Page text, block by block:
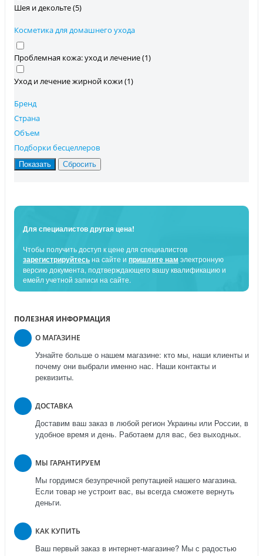
Шея и декольте (5)
Косметика для домашнего ухода
Проблемная кожа: уход и лечение (1)
Уход и лечение жирной кожи (1)
Бренд
Страна
Объем
Подборки бесцеллеров
Для специалистов другая цена!
Чтобы получить доступ к цене для специалистов
зарегистрируйтесьна сайте и пришлите нам электронную
версию документа, подтверждающего вашу квалификацию и
емейл учетной записи на сайте.
ПОЛЕЗНАЯ ИНФОРМАЦИЯ
О МАГАЗИНЕ
Узнайте больше о нашем магазине: кто мы, наши клиенты и
почему они выбрали именно нас. Наши контакты и
реквизиты.
ДОСТАВКА
Доставим ваш заказ в любой регион Украины или России, в
удобное время и день. Работаем для вас, без выходных.
МЫ ГАРАНТИРУЕМ
Мы гордимся безупречной репутацией нашего магазина.
Если товар не устроит вас, вы всегда сможете вернуть
деньги.
КАК КУПИТЬ
Ваш первый заказ в интернет-магазине? Мы с радостью